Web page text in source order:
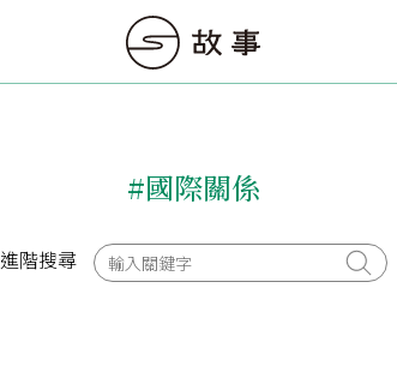
#國際關係
進階搜尋